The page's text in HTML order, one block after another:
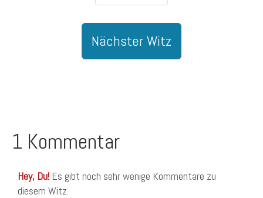
Nächster Witz
1 Kommentar
Hey, Du! Es gibt noch sehr wenige Kommentare zu
diesem Witz.